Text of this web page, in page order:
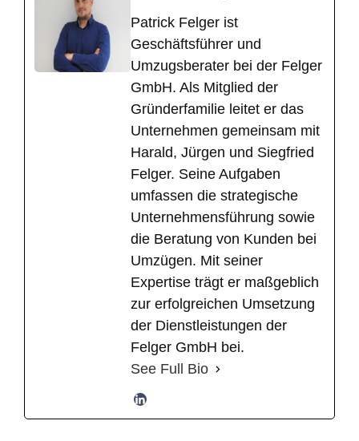
​Patrick Felger ist
Geschäftsführer und
Umzugsberater bei der Felger
GmbH. Als Mitglied der
Gründerfamilie leitet er das
Unternehmen gemeinsam mit
Harald, Jürgen und Siegfried
Felger. Seine Aufgaben
umfassen die strategische
Unternehmensführung sowie
die Beratung von Kunden bei
Umzügen. Mit seiner
Expertise trägt er maßgeblich
zur erfolgreichen Umsetzung
der Dienstleistungen der
Felger GmbH bei.
See Full Bio